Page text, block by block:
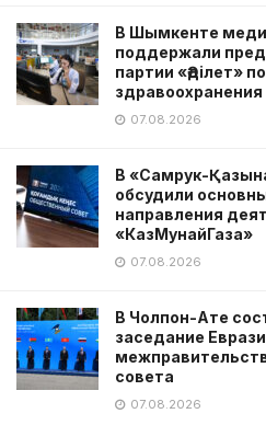
В Шымкенте
поддержали
партии «Әділет»
здравоохранения
07.08.2026
В «Самрук-
обсудили
направления
«КазМунайГаза»
07.08.2026
В Чолпон-Ате
заседание
совета
07.08.2026